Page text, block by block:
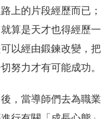
上的片段經歷而已；
算是天才也得經歷一
以經由鍛鍊改變，把
努力才有可能成功。
，當導師們去為職業